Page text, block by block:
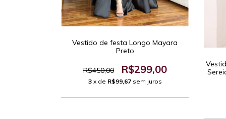
Vestido de festa Longo Mayara
Preto
R$450,00 R$299,00
3 x de R$99,67 sem juros